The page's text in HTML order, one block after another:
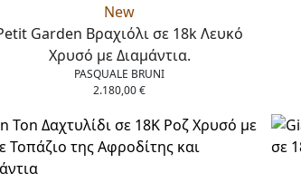
New
Garden Βραχιόλι σε 18k Λευκό
Χρυσό με Διαμάντια.
PASQUALE BRUNI
2.180,00€